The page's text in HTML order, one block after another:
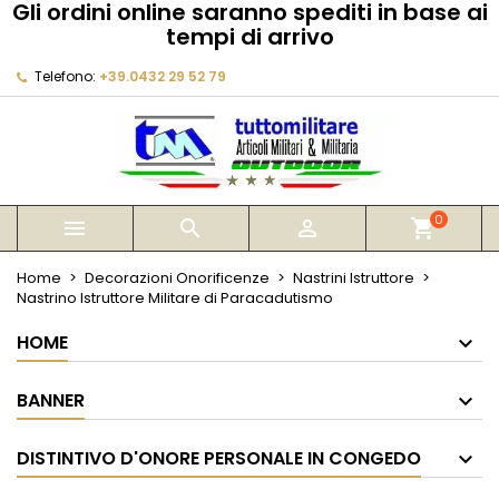
Gli ordini online saranno spediti in base ai
tempi di arrivo
Telefono: +39.0432 29 52 79
   shopping_cart0
Home Decorazioni Onorificenze
Nastrini Istruttore
Nastrino Istruttore Militare di Paracadutismo
HOME
BANNER
DISTINTIVO D'ONORE PERSONALE IN CONGEDO
My wishlists
add_circle_outline Create new list
Crea lista dei desideri
Annulla Crea lista dei desideri
Devi avere effettuato l'accesso per salvare dei
prodotti nella tua lista dei desideri.
Annulla